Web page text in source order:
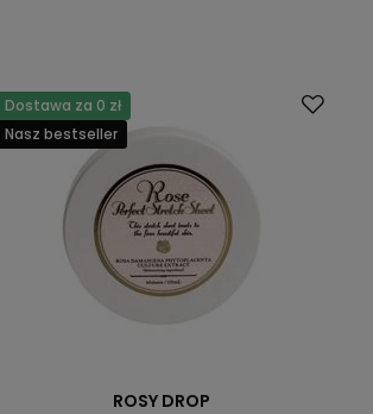
Dostawa za 0 zł
Nasz bestseller
ROSY DROP